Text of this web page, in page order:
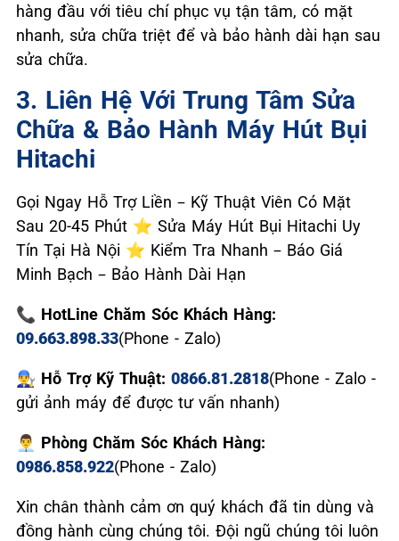
hàng đầu với tiêu chí phục vụ tận tâm, có mặt
nhanh, sửa chữa triệt để và bảo hành dài hạn sau
sửa chữa.
3. Liên Hệ Với Trung Tâm Sửa
Chữa & Bảo Hành Máy Hút Bụi
Hitachi
Gọi Ngay Hỗ Trợ Liền – Kỹ Thuật Viên Có Mặt
Sau 20-45 Phút ⭐ Sửa Máy Hút Bụi Hitachi Uy
Tín Tại Hà Nội ⭐ Kiểm Tra Nhanh – Báo Giá
Minh Bạch – Bảo Hành Dài Hạn
📞 HotLine Chăm Sóc Khách Hàng:
09.663.898.33(Phone - Zalo)
👨‍🔧 Hỗ Trợ Kỹ Thuật: 0866.81.2818(Phone - Zalo -
gửi ảnh máy để được tư vấn nhanh)
👨‍💼 Phòng Chăm Sóc Khách Hàng:
0986.858.922(Phone - Zalo)
Xin chân thành cảm ơn quý khách đã tin dùng và
đồng hành cùng chúng tôi. Đội ngũ chúng tôi luôn